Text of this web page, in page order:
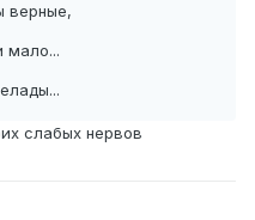
верные,
мало...
слабых нервов